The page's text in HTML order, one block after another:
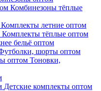
Комбинезоны тёплые
Комплекты летние оптом
Комплекты тёплые оптом
бельё оптом
шорты оптом
Тоновки,
Детские комплекты оптом